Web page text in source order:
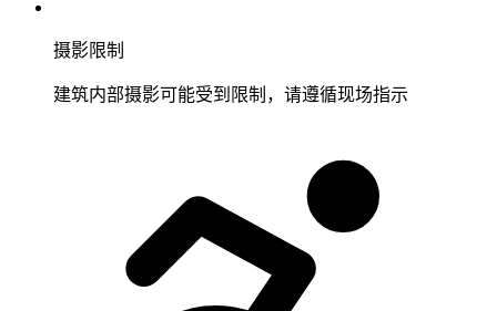
摄影限制
建筑内部摄影可能受到限制，请遵循现场指示